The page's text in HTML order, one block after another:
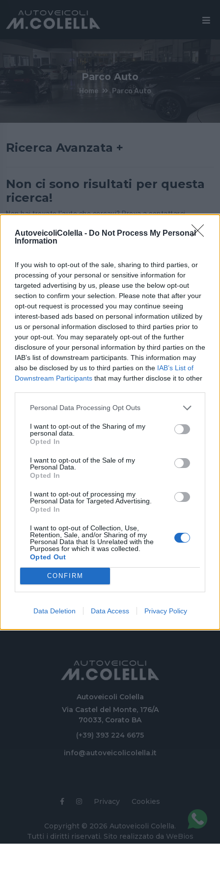
AutoveicoliColella - Do Not Process My Personal
Information
If you wish to opt-out of the sale, sharing to third parties, or
processing of your personal or sensitive information for
targeted advertising by us, please use the below opt-out
section to confirm your selection. Please note that after your
opt-out request is processed you may continue seeing
interest-based ads based on personal information utilized by
us or personal information disclosed to third parties prior to
your opt-out. You may separately opt-out of the further
disclosure of your personal information by third parties on the
IAB’s list of downstream participants. This information may
also be disclosed by us to third parties on the IAB’s List of
Downstream Participants that may further disclose it to other
Personal Data Processing Opt Outs
I want to opt-out of the Sharing of my
personal data.
Opted In
I want to opt-out of the Sale of my
Personal Data.
Opted In
I want to opt-out of processing my
Personal Data for Targeted Advertising.
Opted In
I want to opt-out of Collection, Use,
Retention, Sale, and/or Sharing of my
Personal Data that Is Unrelated with the
Purposes for which it was collected.
Opted Out
CONFIRM
Data Deletion Data Access Privacy Policy
Parco Auto
Home Parco Auto
Ricerca Avanzata +
Non ci sono risultati per questa
ricerca!
Non hai trovato l'auto che cercavi? Prova a contattarci,
saremo felici di aiutarti a trovare il modello giusto per te!
NOLEGGIO AUTO
Autoveicoli M. Colella S.r.l.
offre un servizio di noleggio
auto flessibile e conveniente
Pensato per soddisfare le esigenze di privati e aziende;
perfetta per te.
Scopri Di Più
tuo usato
un valore,
scoprilo
subito!
tuo usato, di
qualsiasi
una
immediata!
Richiedi
Valutazione
Hai trovato
Contattaci per
vederla di
Chiamaci per
appuntamento.
Autoveicoli Colella
Via Castel del Monte, 176/A
70033, Corato BA
(+39) 393 224 6675
info@autoveicolicolella.it
Privacy Cookies
Copyright © 2026 Autoveicoli Colella.
Tutti i diritti riservati. Sito realizzato da WeBios